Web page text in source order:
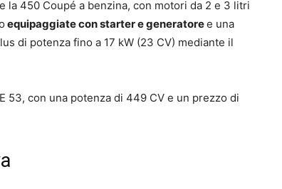
la 450 Coupé a benzina, con motori da 2 e 3 litri
equipaggiate con starter e generatoree una
di potenza fino a 17 kW (23 CV) mediante il
53, con una potenza di 449 CV e un prezzo di